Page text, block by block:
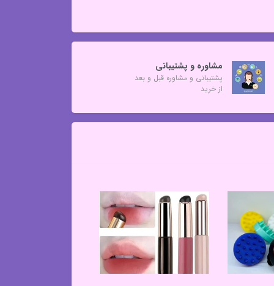
مشاوره و پشتیبانی
پشتیبانی و مشاوره قبل و بعد
از خرید